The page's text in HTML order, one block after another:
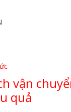
vận
quả